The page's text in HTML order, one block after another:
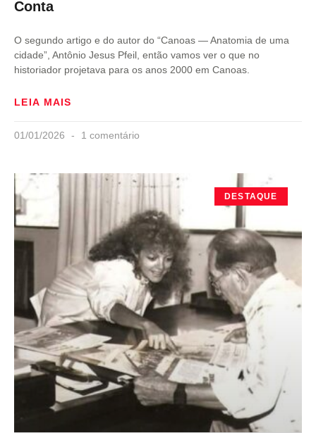
Conta
O segundo artigo e do autor do “Canoas — Anatomia de uma
cidade”, Antônio Jesus Pfeil, então vamos ver o que no
historiador projetava para os anos 2000 em Canoas.
LEIA MAIS
01/01/2026 1 comentário
DESTAQUE